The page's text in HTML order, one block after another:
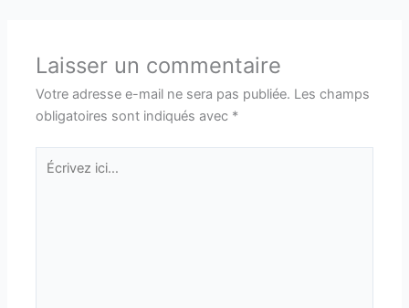
Laisser un commentaire
Votre adresse e-mail ne sera pas publiée. Les champs
obligatoires sont indiqués avec *
Écrivez